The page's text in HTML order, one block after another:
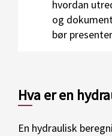
hvordan
og
bør
Hva er en
En hydraulisk